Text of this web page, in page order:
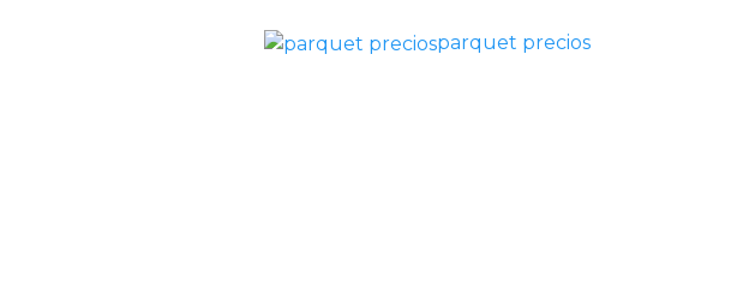
parquet precios